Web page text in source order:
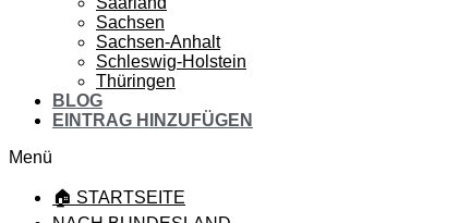
Sachsen
Sachsen-Anhalt
Schleswig-Holstein
Thüringen
BLOG
EINTRAG HINZUFÜGEN
Menü
🏠 STARTSEITE